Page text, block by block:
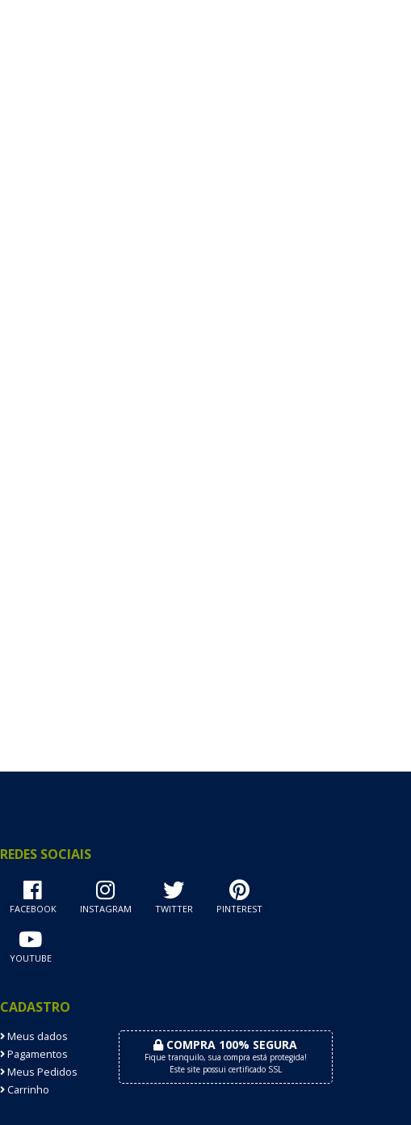
REDES SOCIAIS
FACEBOOK INSTAGRAM TWITTER PINTEREST
YOUTUBE
CADASTRO
Meus dados
Pagamentos
Meus Pedidos
Carrinho
COMPRA 100% SEGURA
Fique tranquilo, sua compra está protegida!
Este site possui certificado SSL